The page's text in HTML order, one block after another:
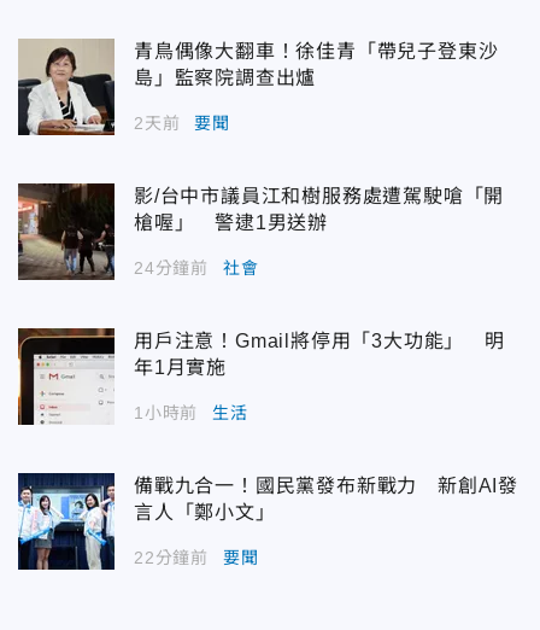
青鳥偶像大翻車！徐佳青「帶兒子登東沙
島」監察院調查出爐
2天前 要聞
影/台中市議員江和樹服務處遭駕駛嗆「開
槍喔」 警逮1男送辦
24分鐘前 社會
用戶注意！Gmail將停用「3大功能」 明
年1月實施
1小時前 生活
備戰九合一！國民黨發布新戰力 新創AI發
言人「鄭小文」
22分鐘前 要聞